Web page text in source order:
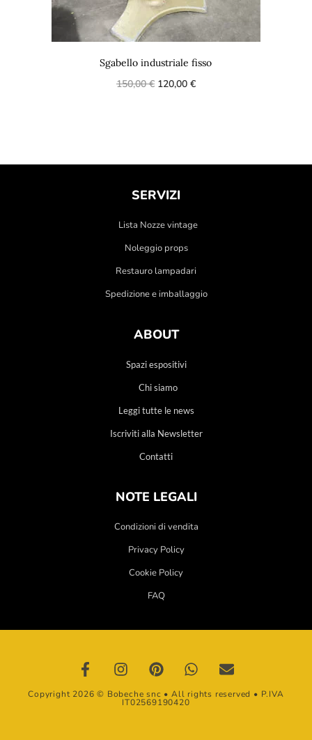
Sgabello industriale fisso
150,00€ 120,00 €
SERVIZI
Lista Nozze vintage
Noleggio props
Restauro lampadari
Spedizione e imballaggio
ABOUT
Spazi espositivi
Chi siamo
Leggi tutte le news
Iscriviti alla Newsletter
Contatti
NOTE LEGALI
Condizioni di vendita
Privacy Policy
Cookie Policy
FAQ
Copyright 2026 © Bobeche snc • All rights reserved • P.IVA
IT02569190420